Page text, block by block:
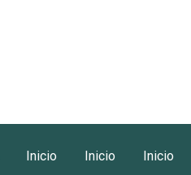
Inicio Inicio Inicio